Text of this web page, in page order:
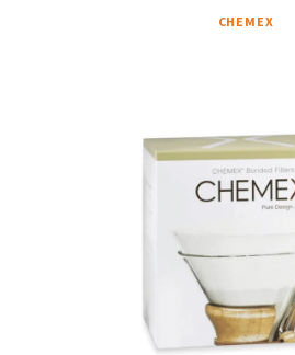
CHEMEX